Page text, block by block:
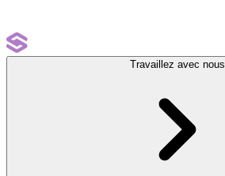
Travaillez avec nous